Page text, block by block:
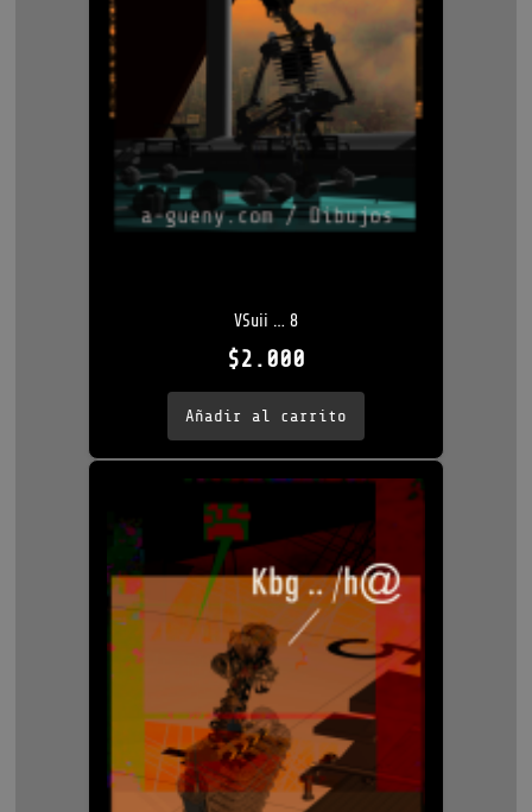
VSuii … 8
$2.000
Añadir al carrito